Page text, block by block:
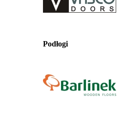
Podłogi